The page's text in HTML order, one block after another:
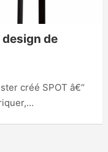
de
créé SPOT â€“